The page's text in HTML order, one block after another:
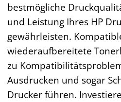
bestmögliche
und Leistung Ihres HP
gewährleisten.
wiederaufbereitete
zu
Ausdrucken und sogar
Drucker führen.